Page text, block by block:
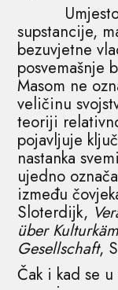
Umjesto
supstancije,
bezuvjetne
posvemašnje
Masom ne
veličinu
teoriji
pojavljuje
nastanka
ujedno
između
Sloterdijk,
über
Gesellschaft,
Čak i kad se